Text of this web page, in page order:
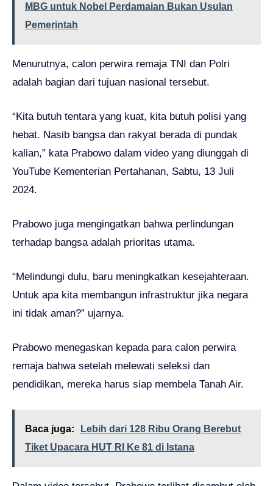
MBG untuk Nobel Perdamaian Bukan Usulan
Pemerintah
Menurutnya, calon perwira remaja TNI dan Polri
adalah bagian dari tujuan nasional tersebut.
“Kita butuh tentara yang kuat, kita butuh polisi yang
hebat. Nasib bangsa dan rakyat berada di pundak
kalian,” kata Prabowo dalam video yang diunggah di
YouTube Kementerian Pertahanan, Sabtu, 13 Juli
2024.
Prabowo juga mengingatkan bahwa perlindungan
terhadap bangsa adalah prioritas utama.
“Melindungi dulu, baru meningkatkan kesejahteraan.
Untuk apa kita membangun infrastruktur jika negara
ini tidak aman?” ujarnya.
Prabowo menegaskan kepada para calon perwira
remaja bahwa setelah melewati seleksi dan
pendidikan, mereka harus siap membela Tanah Air.
Baca juga:
Lebih dari 128 Ribu Orang Berebut
Tiket Upacara HUT RI Ke 81 di Istana